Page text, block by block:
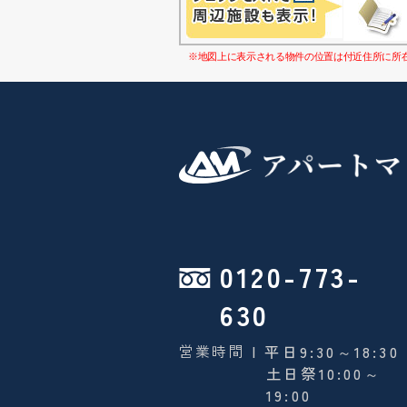
※地図上に表示される物件の位置は付近住所に所
0120-773-
630
営業時間 | 平日9:30～18:30
土日祭10:00～
19:00